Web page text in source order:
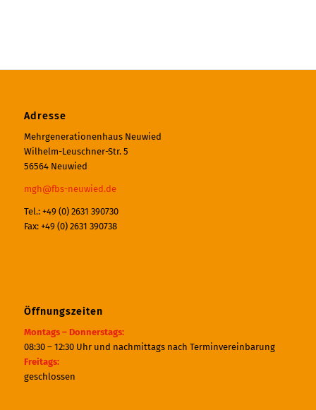
Adresse
Mehrgenerationenhaus Neuwied
Wilhelm-Leuschner-Str. 5
56564 Neuwied
mgh@fbs-neuwied.de
Tel.: +49 (0) 2631 390730
Fax: +49 (0) 2631 390738
Öffnungszeiten
Montags – Donnerstags:
08:30 – 12:30 Uhr und nachmittags nach Terminvereinbarung
Freitags:
geschlossen